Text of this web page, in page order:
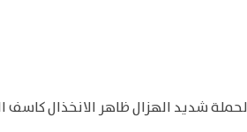
شديد الهزال ظاهر الانخذال